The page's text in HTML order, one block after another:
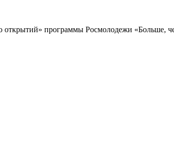
открытий» программы Росмолодежи «Больше,